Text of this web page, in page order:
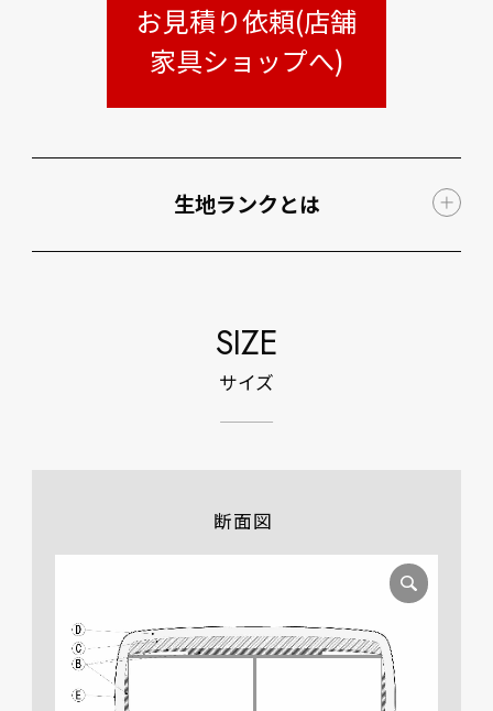
お見積り依頼(店舗
家具ショップへ)
生地ランクとは
SIZE
サイズ
断面図